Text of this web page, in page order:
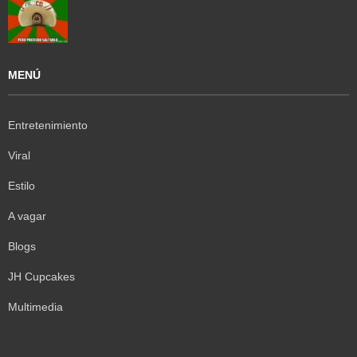
MENÚ
Entretenimiento
Viral
Estilo
A vagar
Blogs
JH Cupcakes
Multimedia